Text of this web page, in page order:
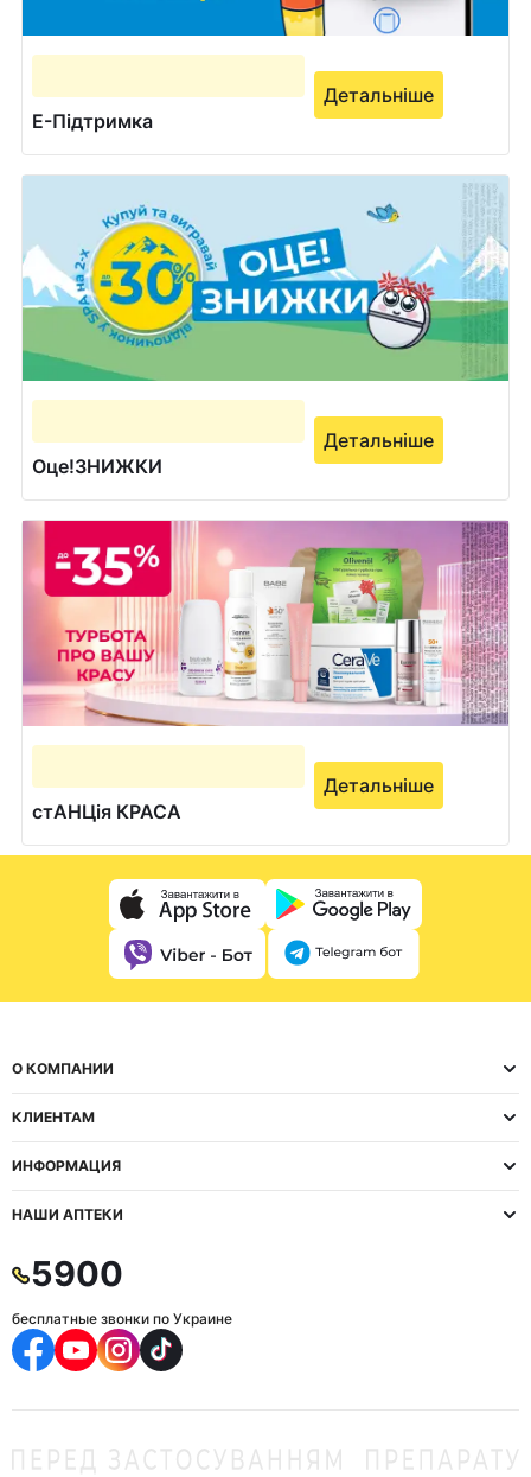
Е-Підтримка
Детальніше
Оце!ЗНИЖКИ
Детальніше
стАНЦія КРАСА
Детальніше
О КОМПАНИИ
КЛИЕНТАМ
ИНФОРМАЦИЯ
НАШИ АПТЕКИ
5900
бесплатные звонки по Украине